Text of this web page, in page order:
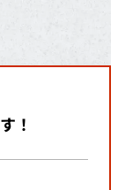
！